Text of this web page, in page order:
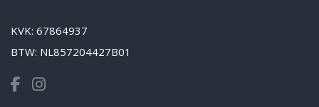
KVK: 67864937
BTW: NL857204427B01